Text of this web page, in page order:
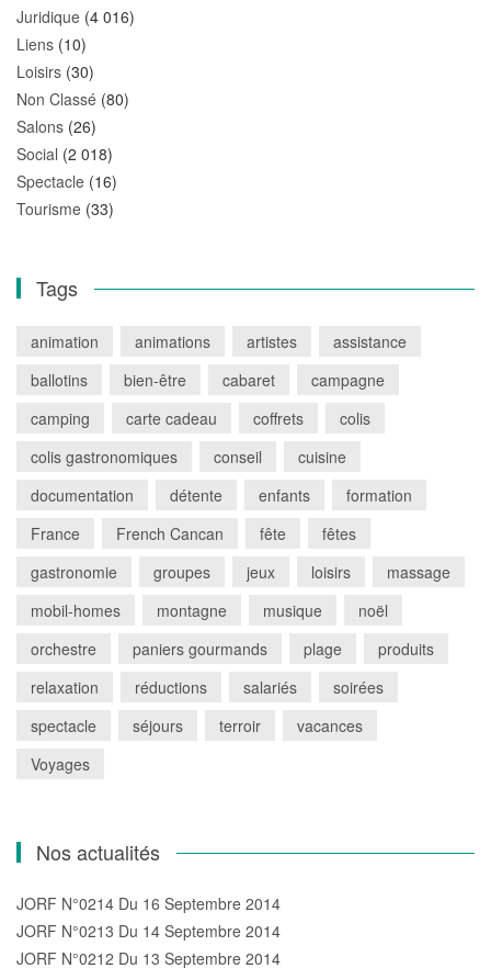
Juridique (4 016)
Liens (10)
Loisirs (30)
Non Classé (80)
Salons (26)
Social (2 018)
Spectacle (16)
Tourisme (33)
Tags
animation animations artistes
assistance
ballotins
bien-être cabaret
campagne
camping
carte cadeau coffrets
colis
colis gastronomiques
conseil
cuisine
documentation
détente enfants
formation
France
French Cancan fête
fêtes
gastronomie
groupes jeux loisirs
massage
mobil-homes
montagne musique
noël
orchestre
paniers gourmands plage
produits
relaxation
réductions salariés
soirées
spectacle
séjours terroir
vacances
Voyages
Nos actualités
JORF N°0214 Du 16 Septembre 2014
JORF N°0213 Du 14 Septembre 2014
JORF N°0212 Du 13 Septembre 2014